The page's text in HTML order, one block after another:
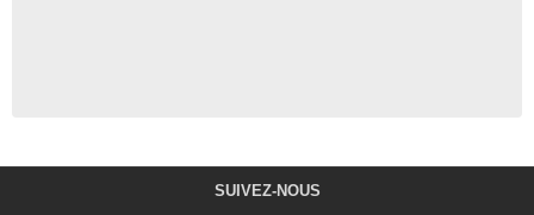
SUIVEZ-NOUS